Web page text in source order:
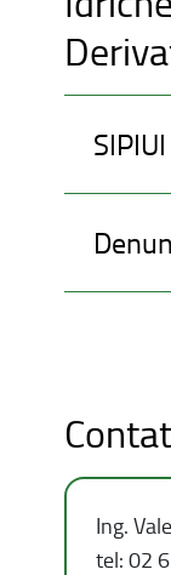
SIPIUI
Ing.
tel: 02